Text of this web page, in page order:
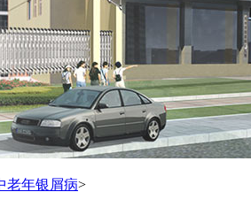
老年银屑病>